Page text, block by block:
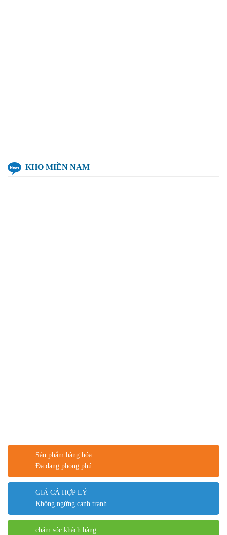
KHO MIỀN NAM
Sản phẩm hàng hóa
Đa dạng phong phú
GIÁ CẢ HỢP LÝ
Không ngừng cạnh tranh
chăm sóc khách hàng